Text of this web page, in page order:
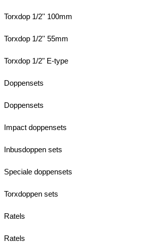
Torxdop 1/2'' 100mm
Torxdop 1/2'' 55mm
Torxdop 1/2" E-type
Doppensets
Doppensets
Impact doppensets
Inbusdoppen sets
Speciale doppensets
Torxdoppen sets
Ratels
Ratels